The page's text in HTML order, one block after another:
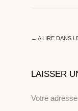
← A LIRE DANS
LAISSER
Votre